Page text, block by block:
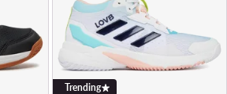
Trending